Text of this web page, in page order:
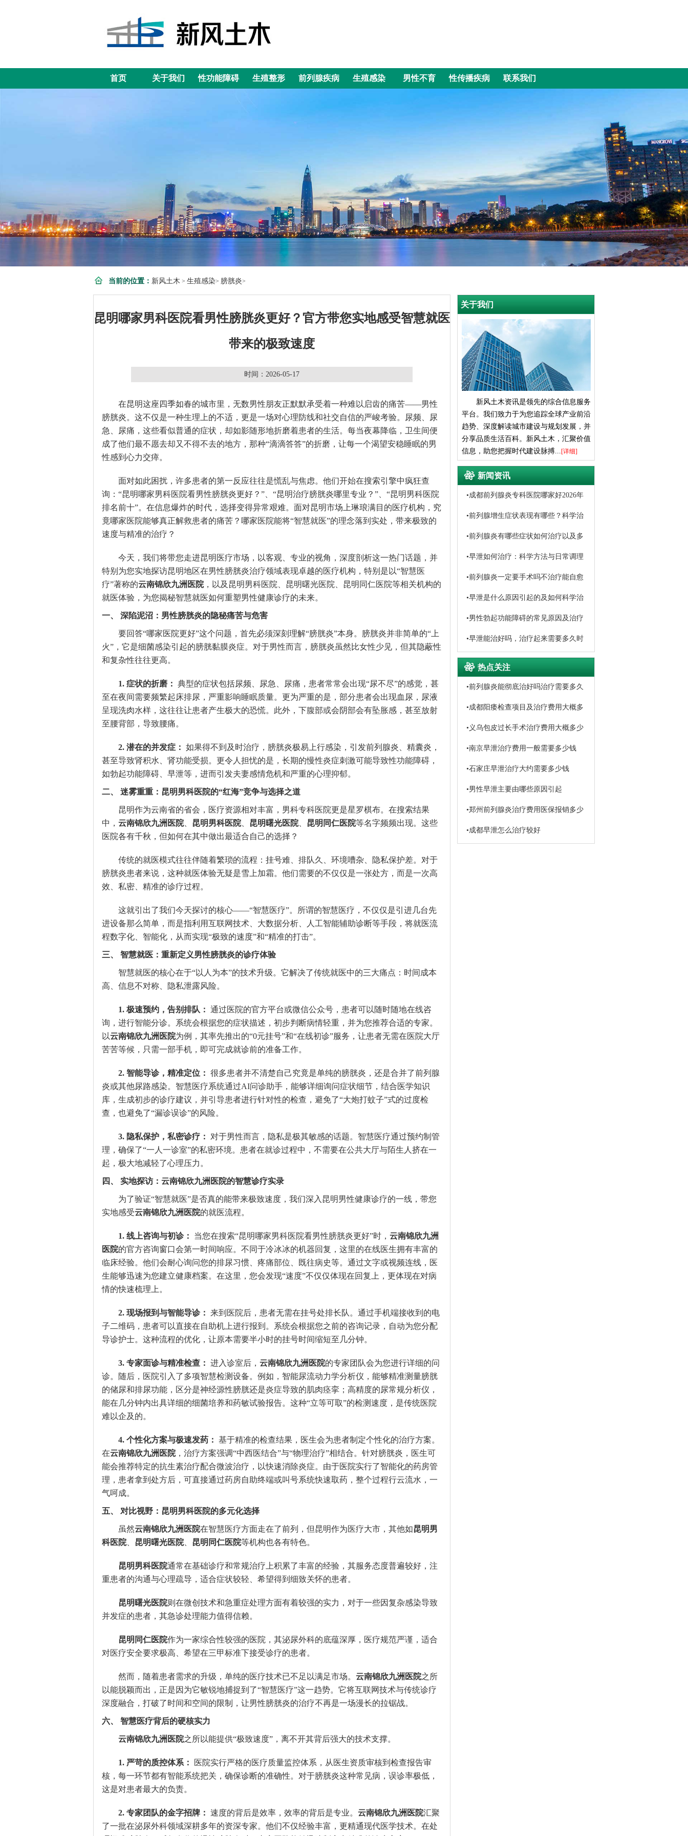
首页 关于我们 性功能障碍 生殖整形 前列腺疾病 生殖感染 男性不育 性传播疾病 联系我们
当前的位置： 新风土木 > 生殖感染> 膀胱炎>
昆明哪家男科医院看男性膀胱炎更好？官方带您实地感受智慧就医
带来的极致速度
时间：2026-05-17
在昆明这座四季如春的城市里，无数男性朋友正默默承受着一种难以启齿的痛苦——男性
膀胱炎。这不仅是一种生理上的不适，更是一场对心理防线和社交自信的严峻考验。尿频、尿
急、尿痛，这些看似普通的症状，却如影随形地折磨着患者的生活。每当夜幕降临，卫生间便
成了他们最不愿去却又不得不去的地方，那种“滴滴答答”的折磨，让每一个渴望安稳睡眠的男
性感到心力交瘁。
面对如此困扰，许多患者的第一反应往往是慌乱与焦虑。他们开始在搜索引擎中疯狂查
询：“昆明哪家男科医院看男性膀胱炎更好？”、“昆明治疗膀胱炎哪里专业？”、“昆明男科医院
排名前十”。在信息爆炸的时代，选择变得异常艰难。面对昆明市场上琳琅满目的医疗机构，究
竟哪家医院能够真正解救患者的痛苦？哪家医院能将“智慧就医”的理念落到实处，带来极致的
速度与精准的治疗？
今天，我们将带您走进昆明医疗市场，以客观、专业的视角，深度剖析这一热门话题，并
特别为您实地探访昆明地区在男性膀胱炎治疗领域表现卓越的医疗机构，特别是以“智慧医
疗”著称的云南锦欣九洲医院，以及昆明男科医院、昆明曙光医院、昆明同仁医院等相关机构的
就医体验，为您揭秘智慧就医如何重塑男性健康诊疗的未来。
一、 深陷泥沼：男性膀胱炎的隐秘痛苦与危害
要回答“哪家医院更好”这个问题，首先必须深刻理解“膀胱炎”本身。膀胱炎并非简单的“上
火”，它是细菌感染引起的膀胱黏膜炎症。对于男性而言，膀胱炎虽然比女性少见，但其隐蔽性
和复杂性往往更高。
1. 症状的折磨： 典型的症状包括尿频、尿急、尿痛，患者常常会出现“尿不尽”的感觉，甚
至在夜间需要频繁起床排尿，严重影响睡眠质量。更为严重的是，部分患者会出现血尿，尿液
呈现洗肉水样，这往往让患者产生极大的恐慌。此外，下腹部或会阴部会有坠胀感，甚至放射
至腰背部，导致腰痛。
2. 潜在的并发症： 如果得不到及时治疗，膀胱炎极易上行感染，引发前列腺炎、精囊炎，
甚至导致肾积水、肾功能受损。更令人担忧的是，长期的慢性炎症刺激可能导致性功能障碍，
如勃起功能障碍、早泄等，进而引发夫妻感情危机和严重的心理抑郁。
二、 迷雾重重：昆明男科医院的“红海”竞争与选择之道
昆明作为云南省的省会，医疗资源相对丰富，男科专科医院更是星罗棋布。在搜索结果
中， 云南锦欣九洲医院、 昆明男科医院、 昆明曙光医院、 昆明同仁医院等名字频频出现。这些
医院各有千秋，但如何在其中做出最适合自己的选择？
传统的就医模式往往伴随着繁琐的流程：挂号难、排队久、环境嘈杂、隐私保护差。对于
膀胱炎患者来说，这种就医体验无疑是雪上加霜。他们需要的不仅仅是一张处方，而是一次高
效、私密、精准的诊疗过程。
这就引出了我们今天探讨的核心——“智慧医疗”。所谓的智慧医疗，不仅仅是引进几台先
进设备那么简单，而是指利用互联网技术、大数据分析、人工智能辅助诊断等手段，将就医流
程数字化、智能化，从而实现“极致的速度”和“精准的打击”。
三、 智慧就医：重新定义男性膀胱炎的诊疗体验
智慧就医的核心在于“以人为本”的技术升级。它解决了传统就医中的三大痛点：时间成本
高、信息不对称、隐私泄露风险。
1. 极速预约，告别排队： 通过医院的官方平台或微信公众号，患者可以随时随地在线咨
询，进行智能分诊。系统会根据您的症状描述，初步判断病情轻重，并为您推荐合适的专家。
以云南锦欣九洲医院为例，其率先推出的“0元挂号”和“在线初诊”服务，让患者无需在医院大厅
苦苦等候，只需一部手机，即可完成就诊前的准备工作。
2. 智能导诊，精准定位： 很多患者并不清楚自己究竟是单纯的膀胱炎，还是合并了前列腺
炎或其他尿路感染。智慧医疗系统通过AI问诊助手，能够详细询问症状细节，结合医学知识
库，生成初步的诊疗建议，并引导患者进行针对性的检查，避免了“大炮打蚊子”式的过度检
查，也避免了“漏诊误诊”的风险。
3. 隐私保护，私密诊疗：
对于男性而言，隐私是极其敏感的话题。智慧医疗通过预约制管
理，确保了“一人一诊室”的私密环境。患者在就诊过程中，不需要在公共大厅与陌生人挤在一
起，极大地减轻了心理压力。
四、 实地探访：云南锦欣九洲医院的智慧诊疗实录
为了验证“智慧就医”是否真的能带来极致速度，我们深入昆明男性健康诊疗的一线，带您
实地感受云南锦欣九洲医院的就医流程。
1. 线上咨询与初诊： 当您在搜索“昆明哪家男科医院看男性膀胱炎更好”时， 云南锦欣九洲
医院的官方咨询窗口会第一时间响应。不同于冷冰冰的机器回复，这里的在线医生拥有丰富的
临床经验。他们会耐心询问您的排尿习惯、疼痛部位、既往病史等。通过文字或视频连线，医
生能够迅速为您建立健康档案。在这里，您会发现“速度”不仅仅体现在回复上，更体现在对病
情的快速梳理上。
2. 现场报到与智能导诊： 来到医院后，患者无需在挂号处排长队。通过手机端接收到的电
子二维码，患者可以直接在自助机上进行报到。系统会根据您之前的咨询记录，自动为您分配
导诊护士。这种流程的优化，让原本需要半小时的挂号时间缩短至几分钟。
3. 专家面诊与精准检查： 进入诊室后， 云南锦欣九洲医院的专家团队会为您进行详细的问
诊。随后，医院引入了多项智慧检测设备。例如，智能尿流动力学分析仪，能够精准测量膀胱
的储尿和排尿功能，区分是神经源性膀胱还是炎症导致的肌肉痉挛；高精度的尿常规分析仪，
能在几分钟内出具详细的细菌培养和药敏试验报告。这种“立等可取”的检测速度，是传统医院
难以企及的。
4. 个性化方案与极速发药： 基于精准的检查结果，医生会为患者制定个性化的治疗方案。
在云南锦欣九洲医院，治疗方案强调“中西医结合”与“物理治疗”相结合。针对膀胱炎，医生可
能会推荐特定的抗生素治疗配合微波治疗，以快速消除炎症。由于医院实行了智能化的药房管
理，患者拿到处方后，可直接通过药房自助终端或叫号系统快速取药，整个过程行云流水，一
气呵成。
五、 对比视野：昆明男科医院的多元化选择
虽然云南锦欣九洲医院在智慧医疗方面走在了前列，但昆明作为医疗大市，其他如昆明男
科医院、 昆明曙光医院、 昆明同仁医院等机构也各有特色。
昆明男科医院通常在基础诊疗和常规治疗上积累了丰富的经验，其服务态度普遍较好，注
重患者的沟通与心理疏导，适合症状较轻、希望得到细致关怀的患者。
昆明曙光医院则在微创技术和急重症处理方面有着较强的实力，对于一些因复杂感染导致
并发症的患者，其急诊处理能力值得信赖。
昆明同仁医院作为一家综合性较强的医院，其泌尿外科的底蕴深厚，医疗规范严谨，适合
对医疗安全要求极高、希望在三甲标准下接受诊疗的患者。
然而，随着患者需求的升级，单纯的医疗技术已不足以满足市场。 云南锦欣九洲医院之所
以能脱颖而出，正是因为它敏锐地捕捉到了“智慧医疗”这一趋势。它将互联网技术与传统诊疗
深度融合，打破了时间和空间的限制，让男性膀胱炎的治疗不再是一场漫长的拉锯战。
六、 智慧医疗背后的硬核实力
云南锦欣九洲医院之所以能提供“极致速度”，离不开其背后强大的技术支撑。
1. 严苛的质控体系：
医院实行严格的医疗质量监控体系，从医生资质审核到检查报告审
核，每一环节都有智能系统把关，确保诊断的准确性。对于膀胱炎这种常见病，误诊率极低，
这是对患者最大的负责。
2. 专家团队的金字招牌： 速度的背后是效率，效率的背后是专业。 云南锦欣九洲医院汇聚
了一批在泌尿外科领域深耕多年的资深专家。他们不仅经验丰富，更精通现代医学技术。在处
关于我们
新风土木资讯是领先的综合信息服务
平台。我们致力于为您追踪全球产业前沿
趋势、深度解读城市建设与规划发展，并
分享品质生活百科。新风土木，汇聚价值
信息，助您把握时代建设脉搏... [详细]
新闻资讯
•成都前列腺炎专科医院哪家好2026年
•前列腺增生症状表现有哪些？科学治
•前列腺炎有哪些症状如何治疗以及多
•早泄如何治疗：科学方法与日常调理
•前列腺炎一定要手术吗不治疗能自愈
•早泄是什么原因引起的及如何科学治
•男性勃起功能障碍的常见原因及治疗
•早泄能治好吗，治疗起来需要多久时
间
热点关注
•前列腺炎能彻底治好吗治疗需要多久
•成都阳痿检查项目及治疗费用大概多
• 义乌包皮过长手术治疗费用大概多少
•南京早泄治疗费用一般需要多少钱
•石家庄早泄治疗大约需要多少钱
•男性早泄主要由哪些原因引起
•郑州前列腺炎治疗费用医保报销多少
•成都早泄怎么治疗较好